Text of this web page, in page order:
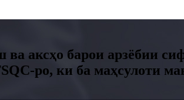
аксҳо барои арзёбии
ро, ки ба маҳсулоти